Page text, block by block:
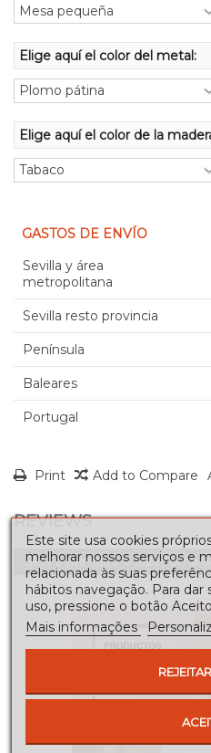
Elige aquí el color del metal:
Elige aquí el color de la
GASTOS DE ENVÍO
Sevilla y área
metropolitana
Sevilla resto provincia
Península
Baleares
Portugal
Print Add to Compare
REVIEWS
Seja o primeiro a fazer uma
Este site usa cookies
melhorar nossos serviços e
relacionada às suas
hábitos navegação. Para
uso, pressione o botão
Mais informações